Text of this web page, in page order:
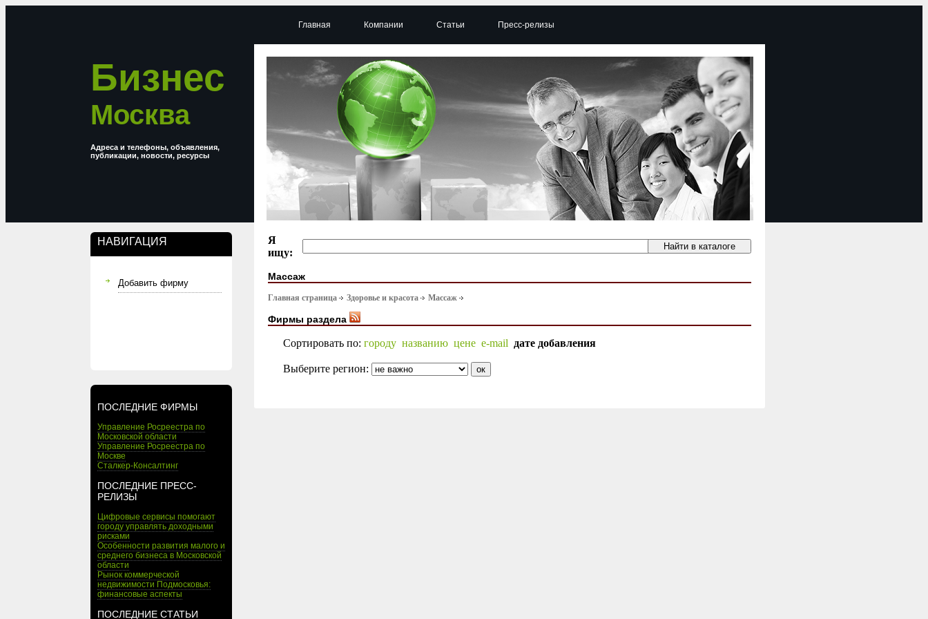
Бизнес
Москва
Адреса и телефоны, объявления,
публикации, новости, ресурсы
НАВИГАЦИЯ
Добавить фирму
ПОСЛЕДНИЕ ФИРМЫ
Управление Росреестра по
Московской области
Управление Росреестра по
Москве
Сталкер-Консалтинг
ПОСЛЕДНИЕ ПРЕСС-
РЕЛИЗЫ
Цифровые сервисы помогают
городу управлять доходными
рисками
Особенности развития малого и
среднего бизнеса в Московской
области
Рынок коммерческой
недвижимости Подмосковья:
финансовые аспекты
ПОСЛЕДНИЕ СТАТЬИ
Главная Компании Статьи Пресс-релизы
Я
ищу:
Массаж
Главная страница Здоровье и красота Массаж
Фирмы раздела
Сортировать по: городу названию цене e-mail дате добавления
Выберите регион: